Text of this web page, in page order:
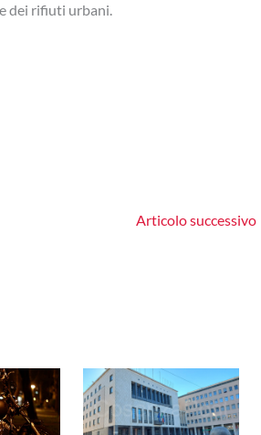
dei rifiuti urbani.
Articolo successivo